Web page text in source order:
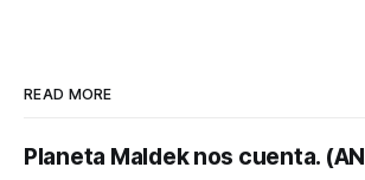
READ MORE
Planeta Maldek nos cuenta.